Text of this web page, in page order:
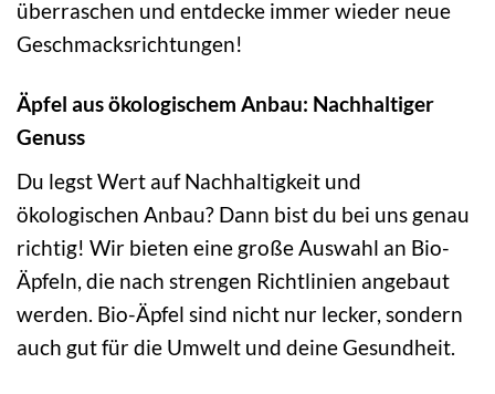
überraschen und entdecke immer wieder neue
Geschmacksrichtungen!
Äpfel aus ökologischem Anbau: Nachhaltiger
Genuss
Du legst Wert auf Nachhaltigkeit und
ökologischen Anbau? Dann bist du bei uns genau
richtig! Wir bieten eine große Auswahl an Bio-
Äpfeln, die nach strengen Richtlinien angebaut
werden. Bio-Äpfel sind nicht nur lecker, sondern
auch gut für die Umwelt und deine Gesundheit.